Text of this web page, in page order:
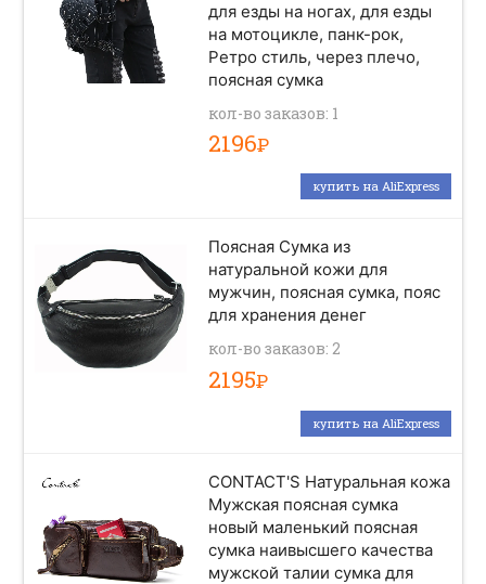
для езды на ногах, для езды
на мотоцикле, панк-рок,
Ретро стиль, через плечо,
поясная сумка
кол-во заказов: 1
2196Р
купить на AliExpress
Поясная Сумка из
натуральной кожи для
мужчин, поясная сумка, пояс
для хранения денег
кол-во заказов: 2
2195Р
купить на AliExpress
CONTACT'S Натуральная кожа
Мужская поясная сумка
новый маленький поясная
сумка наивысшего качества
мужской талии сумка для